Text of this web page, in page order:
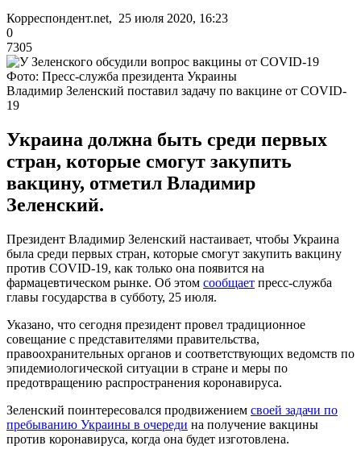
Корреспондент.net, 25 июля 2020, 16:23
0
7305
Фото: Пресс-служба президента Украины
Владимир Зеленский поставил задачу по вакцине от COVID-
19
Украина должна быть среди первых
стран, которые смогут закупить
вакцину, отметил Владимир
Зеленский.
Президент Владимир Зеленский настаивает, чтобы Украина
была среди первых стран, которые смогут закупить вакцину
против COVID-19, как только она появится на
фармацевтическом рынке. Об этом сообщает пресс-служба
главы государства в субботу, 25 июля.
Указано, что сегодня президент провел традиционное
совещание с представителями правительства,
правоохранительных органов и соответствующих ведомств по
эпидемиологической ситуации в стране и меры по
предотвращению распространения коронавируса.
Зеленский поинтересовался продвижением своей задачи по
пребыванию Украины в очереди на получение вакцины
против коронавируса, когда она будет изготовлена.